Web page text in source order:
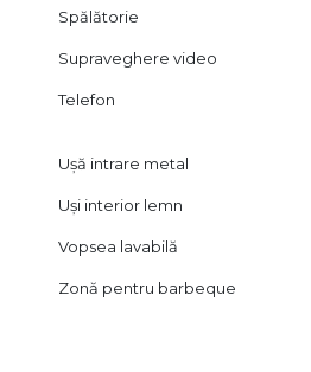
Spălătorie
Supraveghere video
Telefon
Ușă intrare metal
Uși interior lemn
Vopsea lavabilă
Zonă pentru barbeque